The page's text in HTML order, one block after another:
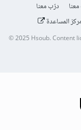
درّب معنا
المساعدة
© 2025Hsoub.Content